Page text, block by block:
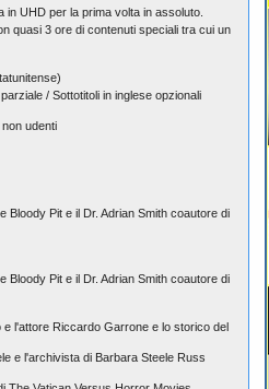
UHD per la prima volta in assoluto.
quasi 3 ore di contenuti speciali tra cui un
/ Sottotitoli in inglese opzionali
udenti
Pit e il Dr. Adrian Smith coautore di
Pit e il Dr. Adrian Smith coautore di
l'attore Riccardo Garrone e lo storico del
e l'archivista di Barbara Steele Russ